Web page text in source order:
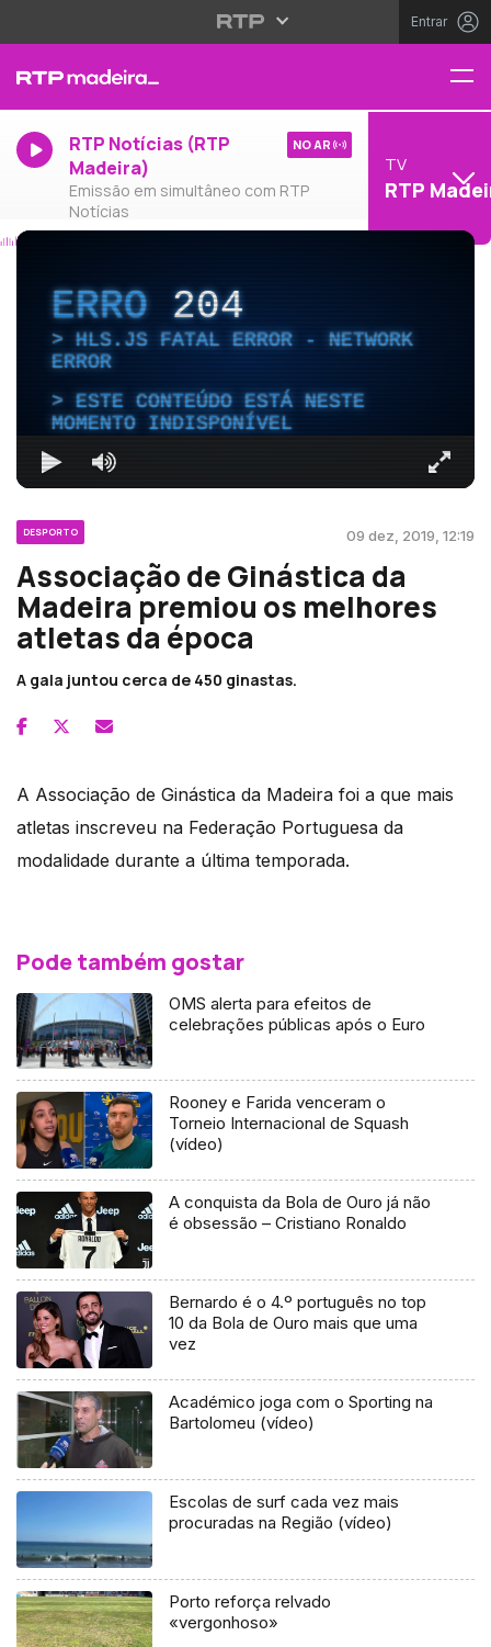
Entrar
RTP Notícias (RTP
Madeira)
Emissão em simultâneo com RTP
Notícias
NO AR
TV
RTP
ERRO204
HLS.JS FATAL ERROR - NETWORK
ERROR
ESTE CONTEÚDO ESTÁ NESTE
MOMENTO INDISPONÍVEL
DESPORTO 09 dez, 2019, 12:19
Associação de Ginástica da
Madeira premiou os melhores
atletas da época
A gala juntou cerca de 450 ginastas.
A Associação de Ginástica da Madeira foi a que mais
atletas inscreveu na Federação Portuguesa da
modalidade durante a última temporada.
Pode também gostar
OMS alerta para efeitos de
celebrações públicas após o Euro
Rooney e Farida venceram o
Torneio Internacional de Squash
(vídeo)
A conquista da Bola de Ouro já não
é obsessão – Cristiano Ronaldo
Bernardo é o 4.º português no top
10 da Bola de Ouro mais que uma
vez
Académico joga com o Sporting na
Bartolomeu (vídeo)
Escolas de surf cada vez mais
procuradas na Região (vídeo)
Porto reforça relvado
«vergonhoso»